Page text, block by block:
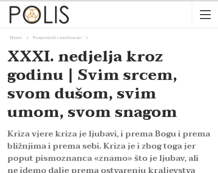
Home Propovijedi i meditacije
XXXI. nedjelja kroz
godinu | Svim srcem,
svom dušom, svim
umom, svom snagom
Kriza vjere kriza je ljubavi, i prema Bogu i prema
bližnjima i prema sebi. Kriza je i zbog toga jer
poput pismoznanca «znamo» što je ljubav, ali